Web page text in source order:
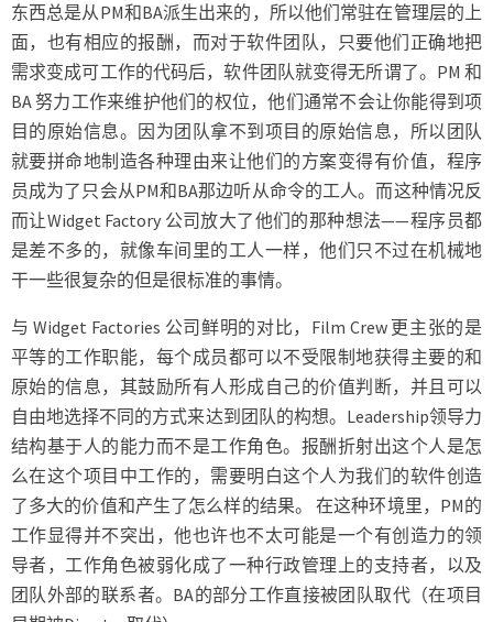
东西总是从PM和BA派生出来的，所以他们常驻在管理层的上
面，也有相应的报酬，而对于软件团队，只要他们正确地把
需求变成可工作的代码后，软件团队就变得无所谓了。PM 和
BA 努力工作来维护他们的权位，他们通常不会让你能得到项
目的原始信息。因为团队拿不到项目的原始信息，所以团队
就要拼命地制造各种理由来让他们的方案变得有价值，程序
员成为了只会从PM和BA那边听从命令的工人。而这种情况反
而让Widget Factory 公司放大了他们的那种想法——程序员都
是差不多的，就像车间里的工人一样，他们只不过在机械地
干一些很复杂的但是很标准的事情。
与 Widget Factories 公司鲜明的对比，Film Crew 更主张的是
平等的工作职能，每个成员都可以不受限制地获得主要的和
原始的信息，其鼓励所有人形成自己的价值判断，并且可以
自由地选择不同的方式来达到团队的构想。Leadership领导力
结构基于人的能力而不是工作角色。报酬折射出这个人是怎
么在这个项目中工作的，需要明白这个人为我们的软件创造
了多大的价值和产生了怎么样的结果。 在这种环境里，PM的
工作显得并不突出，他也许也不太可能是一个有创造力的领
导者，工作角色被弱化成了一种行政管理上的支持者，以及
团队外部的联系者。BA的部分工作直接被团队取代（在项目